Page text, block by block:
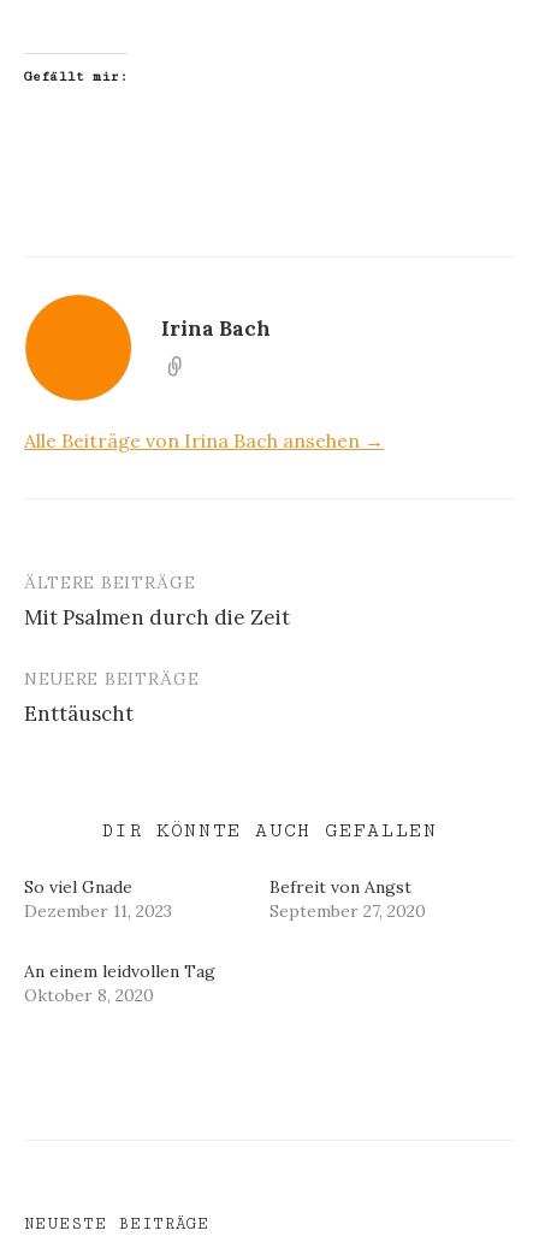
Gefällt mir:
Irina Bach
Alle Beiträge von Irina Bach ansehen →
Beitragsnavigation
ÄLTERE BEITRÄGE
Mit Psalmen durch die Zeit
NEUERE BEITRÄGE
Enttäuscht
DIR KÖNNTE AUCH GEFALLEN
So viel Gnade
Dezember 11, 2023
Befreit von Angst
September 27, 2020
An einem leidvollen Tag
Oktober 8, 2020
NEUESTE BEITRÄGE